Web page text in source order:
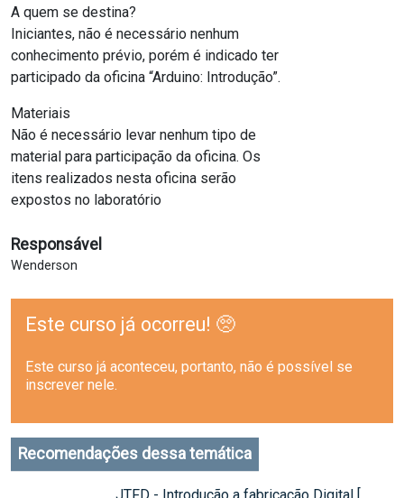
A quem se destina?
Iniciantes, não é necessário nenhum
conhecimento prévio, porém é indicado ter
participado da oficina “Arduino: Introdução”.
Materiais
Não é necessário levar nenhum tipo de
material para participação da oficina. Os
itens realizados nesta oficina serão
expostos no laboratório
Responsável
Wenderson
Este curso já ocorreu! 🥺
Este curso já aconteceu, portanto, não é possível se
inscrever nele.
Recomendações dessa temática